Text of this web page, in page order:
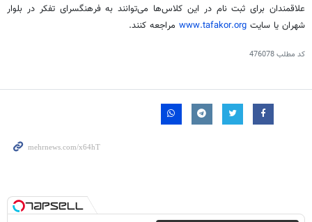
علاقمندان برای ثبت نام در این کلاس‌ها می‌توانند به فرهنگسرای تفکر در بلوار
شهران یا سایت www.tafakor.org مراجعه کنند.
کد مطلب476078